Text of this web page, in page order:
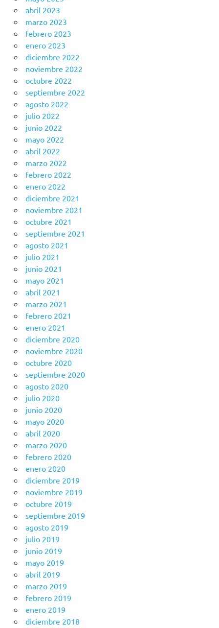
abril 2023
marzo 2023
febrero 2023
enero 2023
diciembre 2022
noviembre 2022
octubre 2022
septiembre 2022
agosto 2022
julio 2022
junio 2022
mayo 2022
abril 2022
marzo 2022
febrero 2022
enero 2022
diciembre 2021
noviembre 2021
octubre 2021
septiembre 2021
agosto 2021
julio 2021
junio 2021
mayo 2021
abril 2021
marzo 2021
febrero 2021
enero 2021
diciembre 2020
noviembre 2020
octubre 2020
septiembre 2020
agosto 2020
julio 2020
junio 2020
mayo 2020
abril 2020
marzo 2020
febrero 2020
enero 2020
diciembre 2019
noviembre 2019
octubre 2019
septiembre 2019
agosto 2019
julio 2019
junio 2019
mayo 2019
abril 2019
marzo 2019
febrero 2019
enero 2019
diciembre 2018